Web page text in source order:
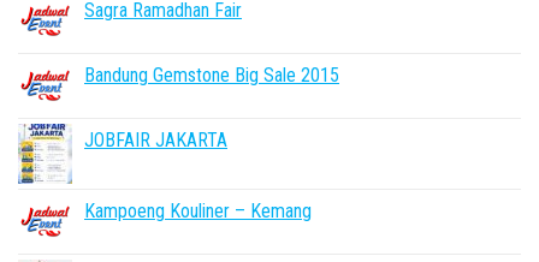
Sagra Ramadhan Fair
Bandung Gemstone Big Sale 2015
JOBFAIR JAKARTA
Kampoeng Kouliner – Kemang